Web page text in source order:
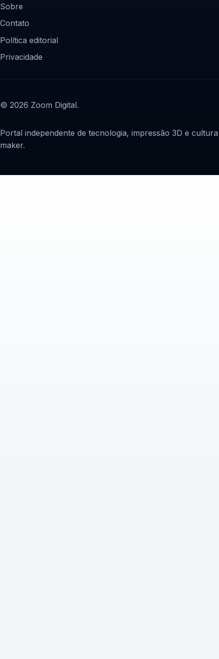
Sobre
Contato
Política editorial
Privacidade
© 2026 Zoom Digital.
Portal independente de tecnologia, impressão 3D e cultura
maker.